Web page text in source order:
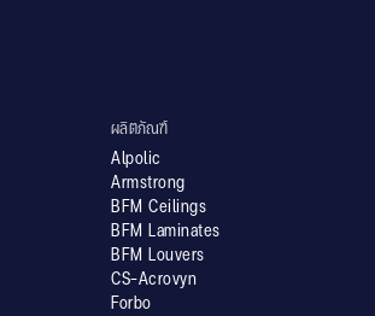
ผลิตภัณฑ์
Alpolic
Armstrong
BFM Ceilings
BFM Laminates
BFM Louvers
CS-Acrovyn
Forbo